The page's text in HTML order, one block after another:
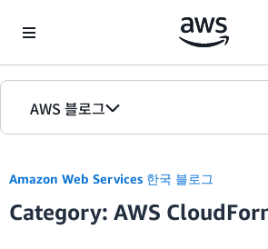
AWS 블로그
에디션
Amazon Web Services 한국 블로그
Category: AWS